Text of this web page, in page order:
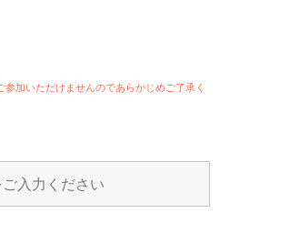
加いただけませんのであらかじめご了承く